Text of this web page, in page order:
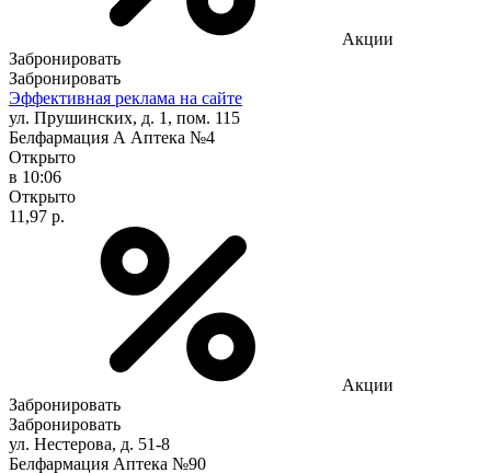
Акции
Забронировать
Забронировать
Эффективная реклама на сайте
ул. Прушинских, д. 1, пом. 115
Белфармация А Аптека №4
Открыто
в 10:06
Открыто
11,97 р.
Акции
Забронировать
Забронировать
ул. Нестерова, д. 51-8
Белфармация Аптека №90